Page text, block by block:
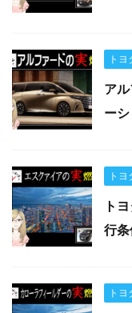
ト
ア
ー
ト
ト
行条
ト